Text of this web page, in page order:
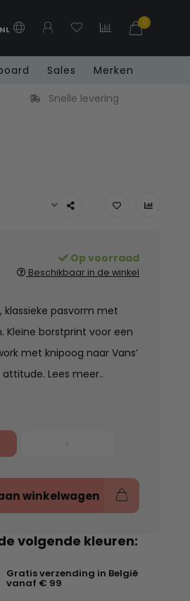
NL
0
Sales
Merken
Snelle levering
Op voorraad
Beschikbaar in de winkel
klassieke pasvorm met
borstprint voor een
met knipoog naar Vans’
attitude. Lees meer..
winkelwagen
volgende kleuren:
Gratis verzending in België
vanaf € 99